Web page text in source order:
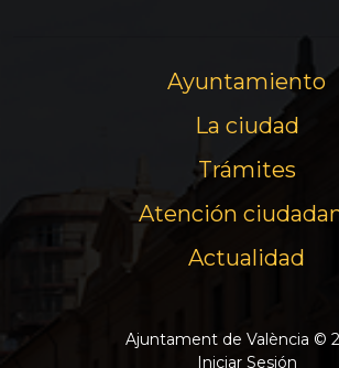
Ayuntamiento
La ciudad
Trámites
Atención
Actualidad
Ajuntament de València ©
Iniciar Sesión